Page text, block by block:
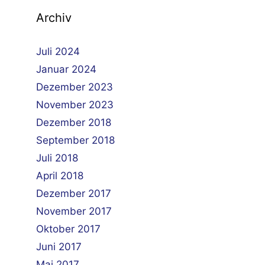
Archiv
Juli 2024
Januar 2024
Dezember 2023
November 2023
Dezember 2018
September 2018
Juli 2018
April 2018
Dezember 2017
November 2017
Oktober 2017
Juni 2017